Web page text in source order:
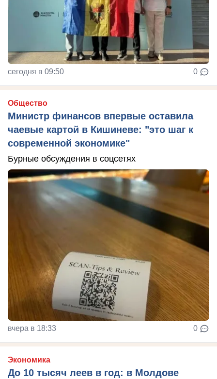
сегодня в 09:50 0
Общество
Министр финансов впервые оставила
чаевые картой в Кишиневе: "это шаг к
современной экономике"
Бурные обсуждения в соцсетях
вчера в 18:33 0
Экономика
До 10 тысяч леев в год: в Молдове